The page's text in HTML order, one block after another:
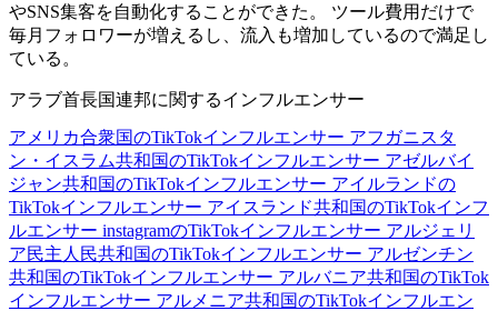
やSNS集客を自動化することができた。 ツール費用だけで
毎月フォロワーが増えるし、流入も増加しているので満足し
ている。
アラブ首長国連邦に関するインフルエンサー
アメリカ合衆国のTikTokインフルエンサー アフガニスタ
ン・イスラム共和国のTikTokインフルエンサー アゼルバイ
ジャン共和国のTikTokインフルエンサー アイルランドの
TikTokインフルエンサー アイスランド共和国のTikTokインフ
ルエンサー instagramのTikTokインフルエンサー アルジェリ
ア民主人民共和国のTikTokインフルエンサー アルゼンチン
共和国のTikTokインフルエンサー アルバニア共和国のTikTok
インフルエンサー アルメニア共和国のTikTokインフルエン